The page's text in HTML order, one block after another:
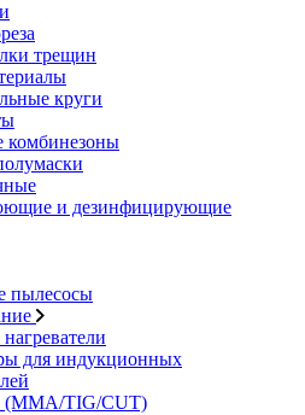
трещин
круги
комбинезоны
и дезинфицирующие
пылесосы
для индукционных
(MMA/TIG/CUT)